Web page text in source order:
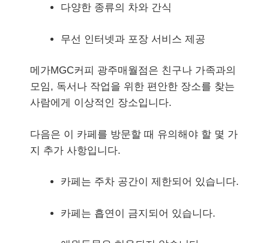
다양한 종류의 차와 간식
무선 인터넷과 포장 서비스 제공
메가MGC커피 광주매월점은 친구나 가족과의
모임, 독서나 작업을 위한 편안한 장소를 찾는
사람에게 이상적인 장소입니다.
다음은 이 카페를 방문할 때 유의해야 할 몇 가
지 추가 사항입니다.
카페는 주차 공간이 제한되어 있습니다.
카페는 흡연이 금지되어 있습니다.